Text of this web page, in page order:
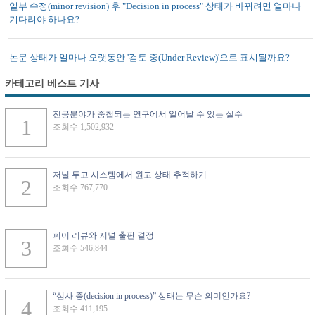
일부 수정(minor revision) 후 "Decision in process" 상태가 바뀌려면 얼마나
기다려야 하나요?
논문 상태가 얼마나 오랫동안 '검토 중(Under Review)'으로 표시될까요?
카테고리 베스트 기사
전공분야가 중첩되는 연구에서 일어날 수 있는 실수
조회수 1,502,932
저널 투고 시스템에서 원고 상태 추적하기
조회수 767,770
피어 리뷰와 저널 출판 결정
조회수 546,844
“심사 중(decision in process)” 상태는 무슨 의미인가요?
조회수 411,195